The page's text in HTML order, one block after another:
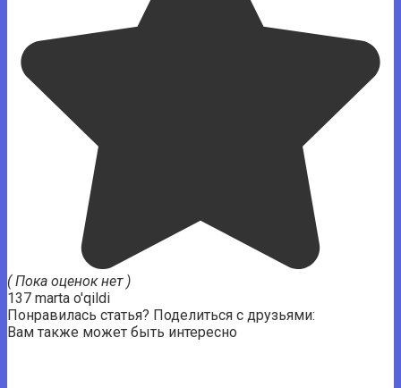
( Пока оценок нет )
137 marta o'qildi
Понравилась статья? Поделиться с друзьями:
Вам также может быть интересно